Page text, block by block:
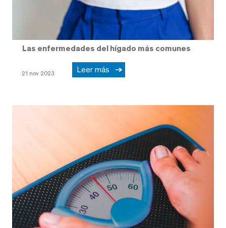
Las enfermedades del hígado más comunes
21 nov 2023 Leer más